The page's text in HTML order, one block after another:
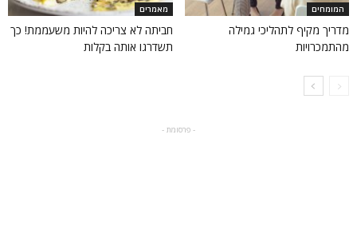
המומחים
מדריך מקיף לתהליכי גמילה
מהתמכרויות
מאמרים
חביתה לא צריכה להיות משעממת! כך
תשדרגו אותה בקלות
- פרסומת -